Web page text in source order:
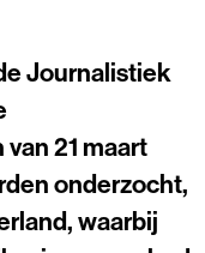
Journalistiek
21 maart
onderzocht,
waarbij